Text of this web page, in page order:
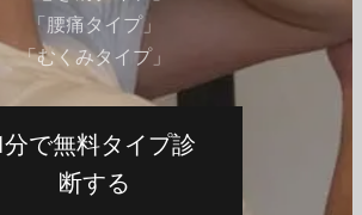
「腰痛タイプ」
「むくみタイプ」
分で無料タイプ診
断する
久性の向上
り高強度のトレーニングが可能にな
速
ことで基礎代謝が向上し、脂肪が減少